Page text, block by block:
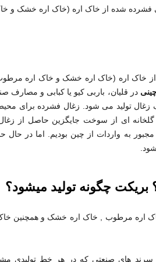
فشرده شده از خاک اره (خاک اره خشک
از خاک اره (خاک اره خشک و خاک اره
در قلیان، باربی کیو یا کبابی و
زغال تولید می شود. زغال فشرده برای
ای از سوخت جایگزین حاصل از
مجبور به واردات از چین بودیم. اما در
چگونه تولید میشود؟
مرطوب , خاک اره خشک و همچنین خاک
های صنعتی که در هر خط تولیدی